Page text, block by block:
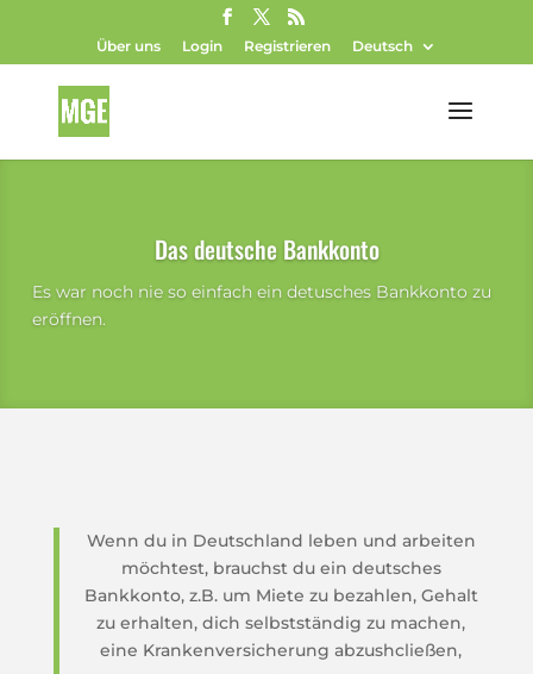
Über uns Login Registrieren Deutsch
Das deutsche Bankkonto
Es war noch nie so einfach ein detusches Bankkonto zu
eröffnen.
Wenn du in Deutschland leben und arbeiten
möchtest, brauchst du ein deutsches
Bankkonto, z.B. um Miete zu bezahlen, Gehalt
zu erhalten, dich selbstständig zu machen,
eine Krankenversicherung abzushcließen,